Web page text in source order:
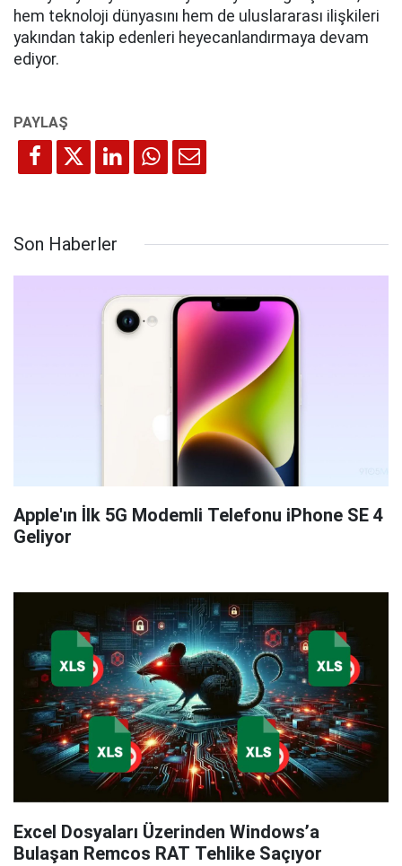
hem teknoloji dünyasını hem de uluslararası ilişkileri
yakından takip edenleri heyecanlandırmaya devam
ediyor.
Son Haberler
Apple'ın İlk 5G Modemli Telefonu iPhone SE 4
Geliyor
Excel Dosyaları Üzerinden Windows’a
Bulaşan Remcos RAT Tehlike Saçıyor